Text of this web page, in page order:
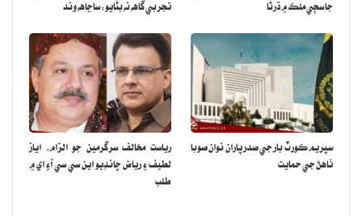
جا سڄي ملڪ ۾ ڌرڻا
تجربي گاهه نه بڻايو: ساڃاهه وند
سپريم ڪورٽ بار جي صدر پاران نوان صوبا
ٺاهڻ جي حمايت
رياست مخالف سرگرمين جو الزام، اياز
لطيف ۽ رياض چانڊيو اين سي سي آءِ اي ۾
طلب